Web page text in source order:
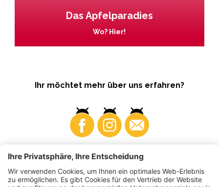
Das Apfelparadies
Wo? Hier!
Ihr möchtet mehr über uns erfahren?
Business Produzenten